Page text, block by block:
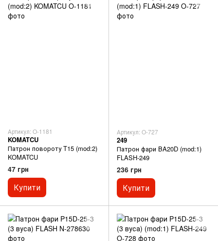
Артикул: O-1181
KOMATCU
Патрон повороту T15 (mod:2)
KOMATCU
47 грн
Купити
Артикул: O-727
249
Патрон фари BA20D (mod:1)
FLASH-249
236 грн
Купити